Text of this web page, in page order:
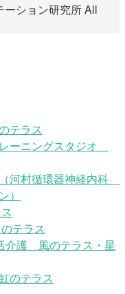
ション研究所 All
テラス
ーニングスタジオ
河村循環器神経内科
）
テラス
介護 風のテラス・星
のテラス